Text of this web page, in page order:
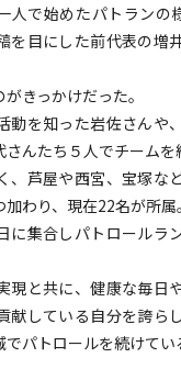
人で始めたパトランの
を目にした前代表の増
きっかけだった。
動を知った岩佐さんや
んたち５人でチームを
、芦屋や西宮、宝塚な
わり、現在22名が所属。
に集合しパトロールラ
現と共に、健康な毎日
献している自分を誇ら
パトロールを続けてい